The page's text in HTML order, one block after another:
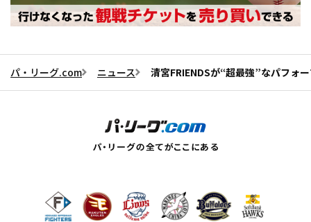
パ・リーグ.com ニュース 清宮FRIENDSが“超最強”なパフォ